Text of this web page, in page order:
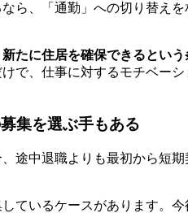
ら、「通勤」への切り替え
たに住居を確保できるという
で、仕事に対するモチベー
集を選ぶ手もある
途中退職よりも最初から短
ているケースがあります。